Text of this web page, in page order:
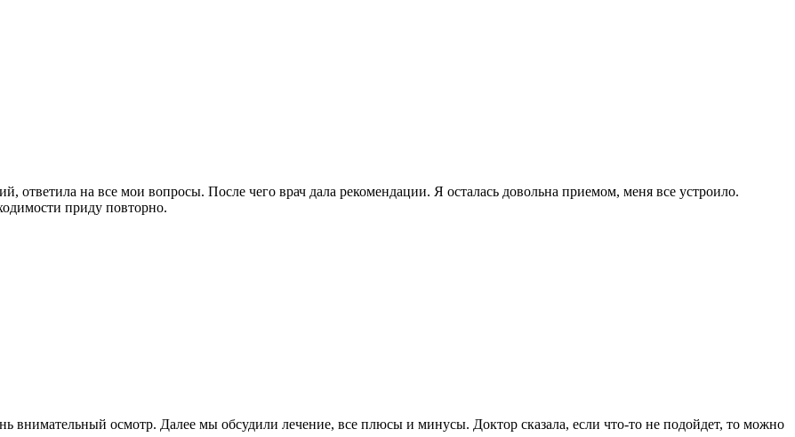
ответила на все мои вопросы. После чего врач дала рекомендации. Я осталась довольна приемом, меня все устроило.
приду повторно.
внимательный осмотр. Далее мы обсудили лечение, все плюсы и минусы. Доктор сказала, если что-то не подойдет, то можно